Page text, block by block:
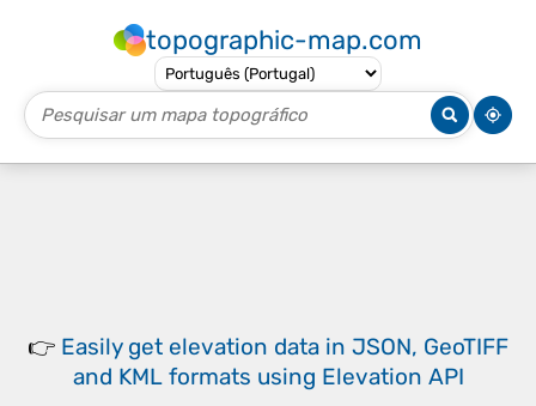
topographic-map.com
👉 Easily get elevation data in JSON, GeoTIFF
and KML formats using Elevation API